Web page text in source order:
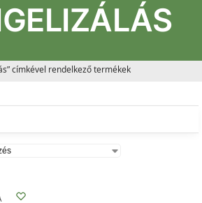
címkével rendelkező termékek